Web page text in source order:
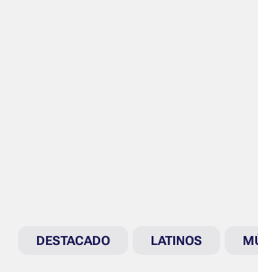
DESTACADO LATINOS